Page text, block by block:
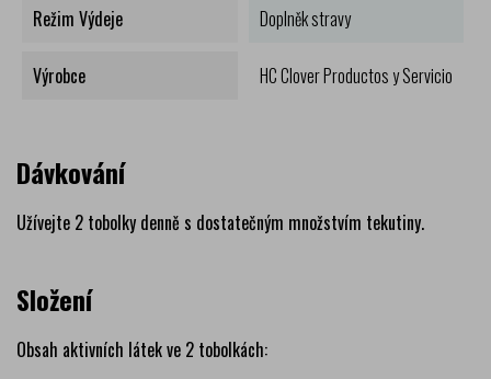
Režim Výdeje Doplněk stravy
Výrobce HC Clover Productos y Servicio
Dávkování
Užívejte 2 tobolky denně s dostatečným množstvím tekutiny.
Složení
Obsah aktivních látek ve 2 tobolkách: